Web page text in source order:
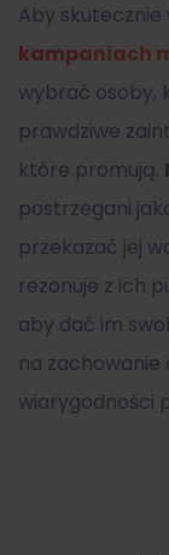
Aby
kampaniach
wybrać osoby,
prawdziwe
które promują.
postrzegani
przekazać jej
rezonuje z ich
aby dać im
na zachowanie
wiarygodności